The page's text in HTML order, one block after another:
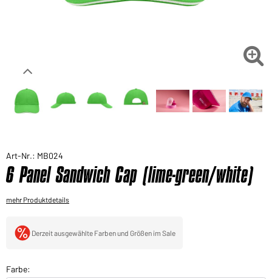

Art-Nr.: MB024
6 Panel Sandwich Cap (lime-green/white)
mehr Produktdetails
Derzeit ausgewählte Farben und Größen im Sale